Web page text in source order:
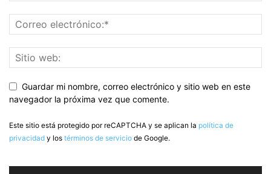
Guardar mi nombre, correo electrónico y sitio web en este
navegador la próxima vez que comente.
Este sitio está protegido por reCAPTCHA y se aplican la política de
privacidad y los términos de servicio de Google.